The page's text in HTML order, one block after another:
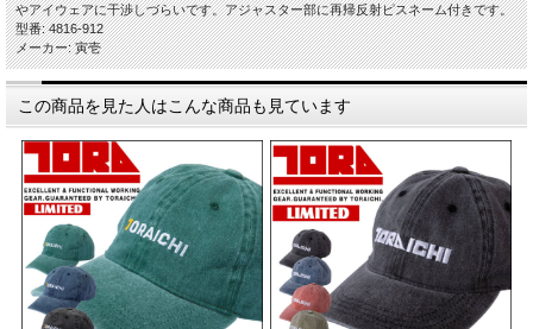
やアイウェアに干渉しづらいです。アジャスター部に再帰反射ピスネーム付きです。
型番: 4816-912
メーカー: 寅壱
この商品を見た人はこんな商品も見ています